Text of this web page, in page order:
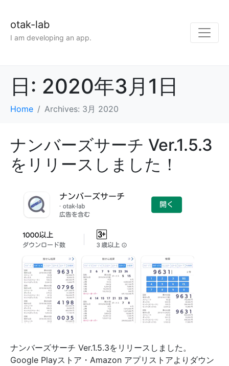
otak-lab
I am developing an app.
日: 2020年3月1日
Home Archives: 3月 2020
ナンバーズサーチ Ver.1.5.3
をリリースしました！
ナンバーズサーチ Ver.1.5.3をリリースしました。
Google Playストア・Amazon アプリストアよりダウン